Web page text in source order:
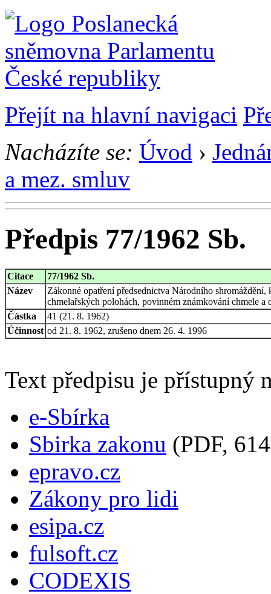
Přejít na hlavní navigaci
Nacházíte se: Úvod ›
a mez. smluv
Předpis 77/1962 Sb.
Citace
77/1962 Sb.
Název
Zákonné opatření předsednictva Národního
chmelařských polohách, povinném známkování chmele a
Částka
41 (21. 8. 1962)
Účinnost od 21. 8. 1962, zrušeno dnem 26. 4. 1996
Text předpisu je přístupný
e-Sbírka
Sbirka zakonu (PDF,
epravo.cz
Zákony pro lidi
esipa.cz
fulsoft.cz
CODEXIS